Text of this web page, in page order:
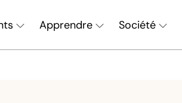
Apprendre Société
Chercher